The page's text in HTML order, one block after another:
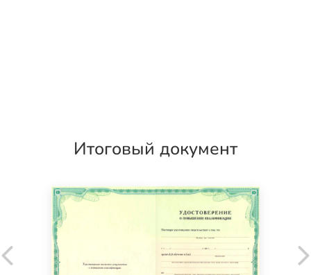
Итоговый документ